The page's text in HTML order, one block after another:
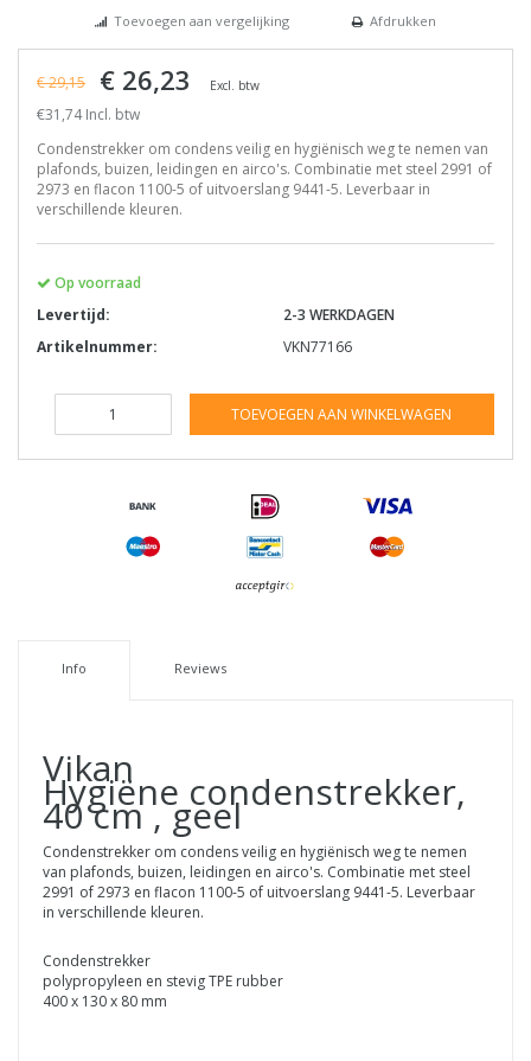
Toevoegen aan vergelijking
Afdrukken
€ 29,15 € 26,23 Excl. btw
€31,74 Incl. btw
Condenstrekker om condens veilig en hygiënisch weg te nemen van
plafonds, buizen, leidingen en airco's. Combinatie met steel 2991 of
2973 en flacon 1100-5 of uitvoerslang 9441-5. Leverbaar in
verschillende kleuren.
Op voorraad
Levertijd:
2-3 WERKDAGEN
Artikelnummer:
VKN77166
TOEVOEGEN AAN WINKELWAGEN
Info Reviews
Vikan
Hygiëne condenstrekker,
40 cm , geel
Condenstrekker om condens veilig en hygiënisch weg te nemen
van plafonds, buizen, leidingen en airco's. Combinatie met steel
2991 of 2973 en flacon 1100-5 of uitvoerslang 9441-5. Leverbaar
in verschillende kleuren.
Condenstrekker
polypropyleen en stevig TPE rubber
400 x 130 x 80 mm